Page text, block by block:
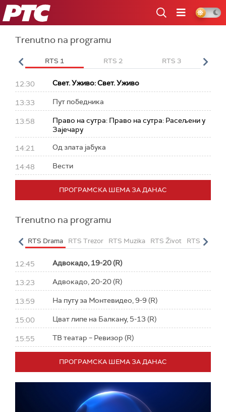
RTS
Trenutno na programu
RTS 1 RTS 2 RTS 3
12:30 Свет. Уживо: Свет. Уживо
13:33 Пут победника
13:58
Право на сутра: Право на сутра: Расељени у
Зајечару
14:21 Од злата јабука
14:48 Вести
ПРОГРАМСКА ШЕМА ЗА ДАНАС
Trenutno na programu
RTS Drama RTS Trezor RTS Muzika RTS Život RTS Klasika
12:45 Адвокадо, 19-20 (R)
13:23 Адвокадо, 20-20 (R)
13:59 На путу за Монтевидео, 9-9 (R)
15:00 Цват липе на Балкану, 5-13 (R)
15:55 ТВ театар – Ревизор (R)
ПРОГРАМСКА ШЕМА ЗА ДАНАС